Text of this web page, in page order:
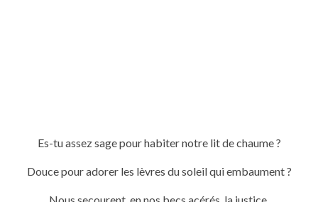
Es-tu assez sage pour habiter notre lit de chaume ?
Douce pour adorer les lèvres du soleil qui embaument ?